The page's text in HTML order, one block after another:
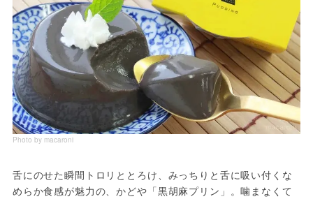
Photo by macaroni
舌にのせた瞬間トロリととろけ、みっちりと舌に吸い付くな
めらか食感が魅力の、かどや「黒胡麻プリン」。噛まなくて